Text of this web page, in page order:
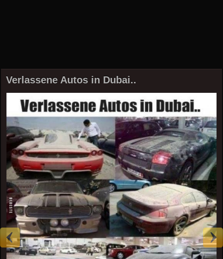
Verlassene Autos in Dubai..